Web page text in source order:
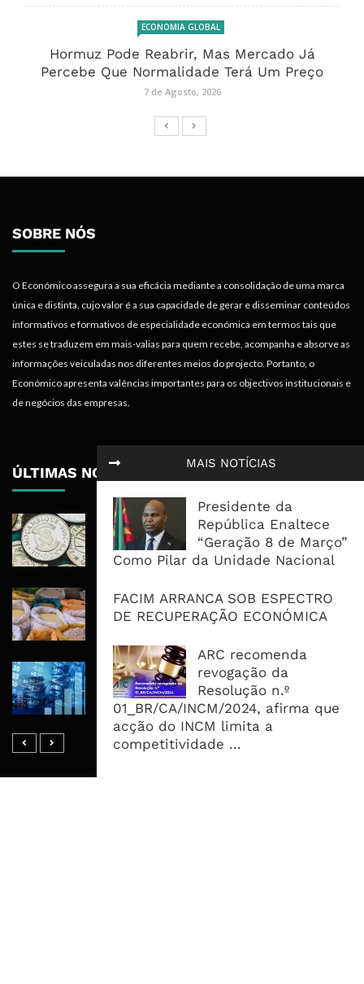
MAIS NOTÍCIAS
Presidente da
República Enaltece
“Geração 8 de Março”
Como Pilar da Unidade Nacional
FACIM ARRANCA SOB ESPECTRO
DE RECUPERAÇÃO ECONÓMICA
ARC recomenda
revogação da
Resolução n.º
01_BR/CA/INCM/2024, afirma que
acção do INCM limita a
competitividade ...
ECONOMIA GLOBAL
Hormuz Pode Reabrir, Mas Mercado Já
Percebe Que Normalidade Terá Um Preço
7 de Agosto, 2026
SOBRE NÓS
O Económico assegura a sua eficácia mediante a consolidação de uma marca
única e distinta, cujo valor é a sua capacidade de gerar e disseminar conteúdos
informativos e formativos de especialidade económica em termos tais que
estes se traduzem em mais-valias para quem recebe, acompanha e absorve as
informações veiculadas nos diferentes meios do projecto. Portanto, o
Económico apresenta valências importantes para os objectivos institucionais e
de negócios das empresas.
ÚLTIMAS NOTÍCIAS
Economia Moçambicana Procura
Recuperar em 2026, Mas Crédito,
Dívida e Divisas Limitam Aceleração
Commodities Agrícolas Entram Numa
Nova Fase de Risco Após Meses de
Dívida Pública Sobe Para 75,2% do
PIB e Pressão Desloca-se Para o
Endividamento Interno